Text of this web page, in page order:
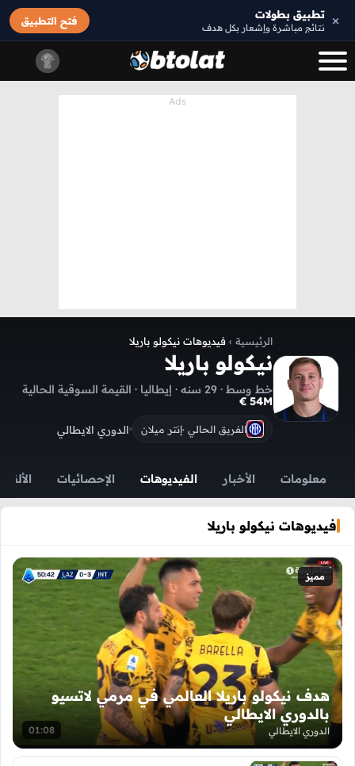
× تطبيق بطولات
نتائج مباشرة وإشعار بكل هدف
فتح التطبيق
الرئيسية › فيديوهات نيكولو باريلا
نيكولو باريلا
خط وسط · 29 سنه · إيطاليا · القيمة السوقية الحالية
54M €
الفريق الحالي ·إنتر ميلان الدوري الايطالي
معلومات الأخبار الفيديوهات الإحصائيات
فيديوهات نيكولو باريلا
مميز
01:08
هدف نيكولو باريلا العالمي في مرمي لاتسيو
بالدوري الايطالي
الدوري الايطالي